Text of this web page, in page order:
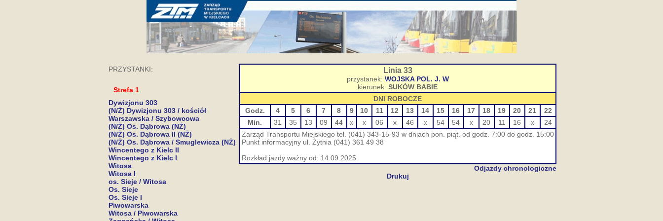
PRZYSTANKI:
Strefa 1
Dywizjonu 303
(N/Ż) Dywizjonu 303 / kościół
Warszawska / Szybowcowa
(N/Ż) Os. Dąbrowa (NŻ)
(N/Ż) Os. Dąbrowa II (NŻ)
(N/Ż) Os. Dąbrowa / Smuglewicza (NŻ)
Wincentego z Kielc II
Wincentego z Kielc I
Witosa
Witosa I
os. Sieje / Witosa
Os. Sieje
Os. Sieje I
Piwowarska
Witosa / Piwowarska
Linia 33
przystanek: WOJSKA POL. J. W
kierunek: SUKÓW BABIE
DNI ROBOCZE
Godz.
4 5 6 7 8 9 10 11 12 13 14 15 16 17 18 19 20 21
22
Min.
31 35 13 09 44 x x 06 x 46 x 54 54 x 20 11 16 x
24
Zarząd Transportu Miejskiego tel. (041) 343-15-93 w dniach pon. piąt. od godz. 7:00 do godz. 15:00
Punkt informacyjny ul. Żytnia (041) 361 49 38
Rozkład jazdy ważny od: 14.09.2025.
Odjazdy chronologiczne
Drukuj